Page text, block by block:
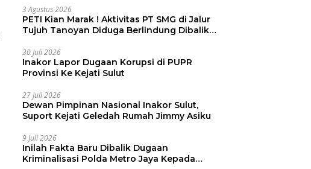
3 Agustus 2026
PETI Kian Marak ! Aktivitas PT SMG di Jalur
Tujuh Tanoyan Diduga Berlindung Dibalik
30 Juli 2026
Inakor Lapor Dugaan Korupsi di PUPR
Provinsi Ke Kejati Sulut
27 Juli 2026
Dewan Pimpinan Nasional Inakor Sulut,
Suport Kejati Geledah Rumah Jimmy Asiku
9 Juli 2026
Inilah Fakta Baru Dibalik Dugaan
Kriminalisasi Polda Metro Jaya Kepada